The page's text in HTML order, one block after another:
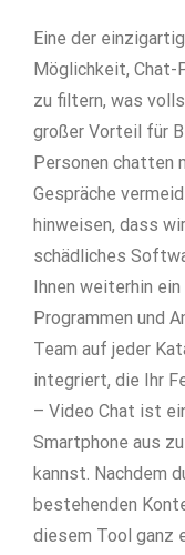
Eine der
Möglichkeit, Chat-
zu filtern, was
großer Vorteil für
Personen chatten
Gespräche
hinweisen, dass
schädliches
Ihnen weiterhin
Programmen und
Team auf jeder
integriert, die Ihr
– Video Chat ist
Smartphone aus
kannst. Nachdem
bestehenden
diesem Tool ganz